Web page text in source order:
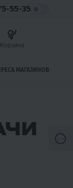
55-35
Корзина
МАГАЗИНОВ